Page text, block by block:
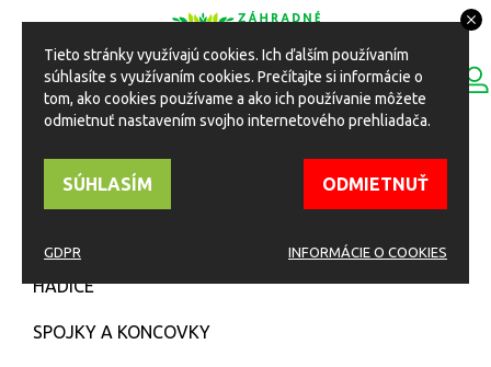
Toggle
navigation
ESHOP
ZAVLAŽOVANIE
HADICE
SPOJKY A KONCOVKY
Tieto stránky využívajú cookies. Ich ďalším používaním
súhlasíte s využívaním cookies. Prečítajte si informácie o
tom, ako cookies používame a ako ich používanie môžete
odmietnuť nastavením svojho internetového prehliadača.
SÚHLASÍM ODMIETNUŤ
GDPR INFORMÁCIE O COOKIES